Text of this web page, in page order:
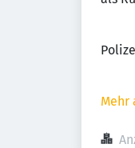
Mehr